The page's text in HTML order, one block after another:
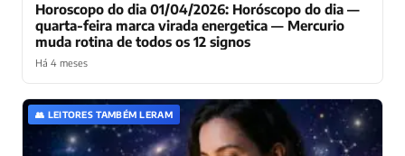
Horoscopo do dia 01/04/2026: Horóscopo do dia —
quarta-feira marca virada energetica — Mercurio
muda rotina de todos os 12 signos
Há 4 meses
👥 LEITORES TAMBÉM LERAM